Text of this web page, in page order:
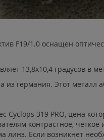
F19/1.0 оснащен
13,8х10,4 градусов в
из германия. Этот металл
Cyclops 319 PRO, цена
контрастное,
линз. Если возникнет